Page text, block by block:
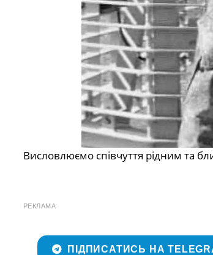
Висловлюємо співчуття рідним та
РЕКЛАМА
ПІДПИСАТИСЬ НА